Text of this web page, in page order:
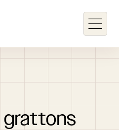
grattons